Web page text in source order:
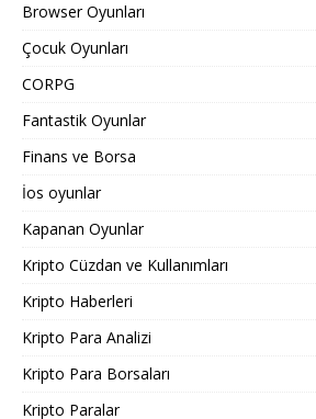
Browser Oyunları
Çocuk Oyunları
CORPG
Fantastik Oyunlar
Finans ve Borsa
İos oyunlar
Kapanan Oyunlar
Kripto Cüzdan ve Kullanımları
Kripto Haberleri
Kripto Para Analizi
Kripto Para Borsaları
Kripto Paralar